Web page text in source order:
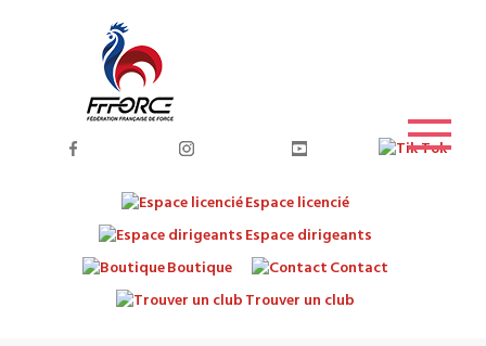
Espace licencié
Espace dirigeants
Boutique
Contact
Trouver un club